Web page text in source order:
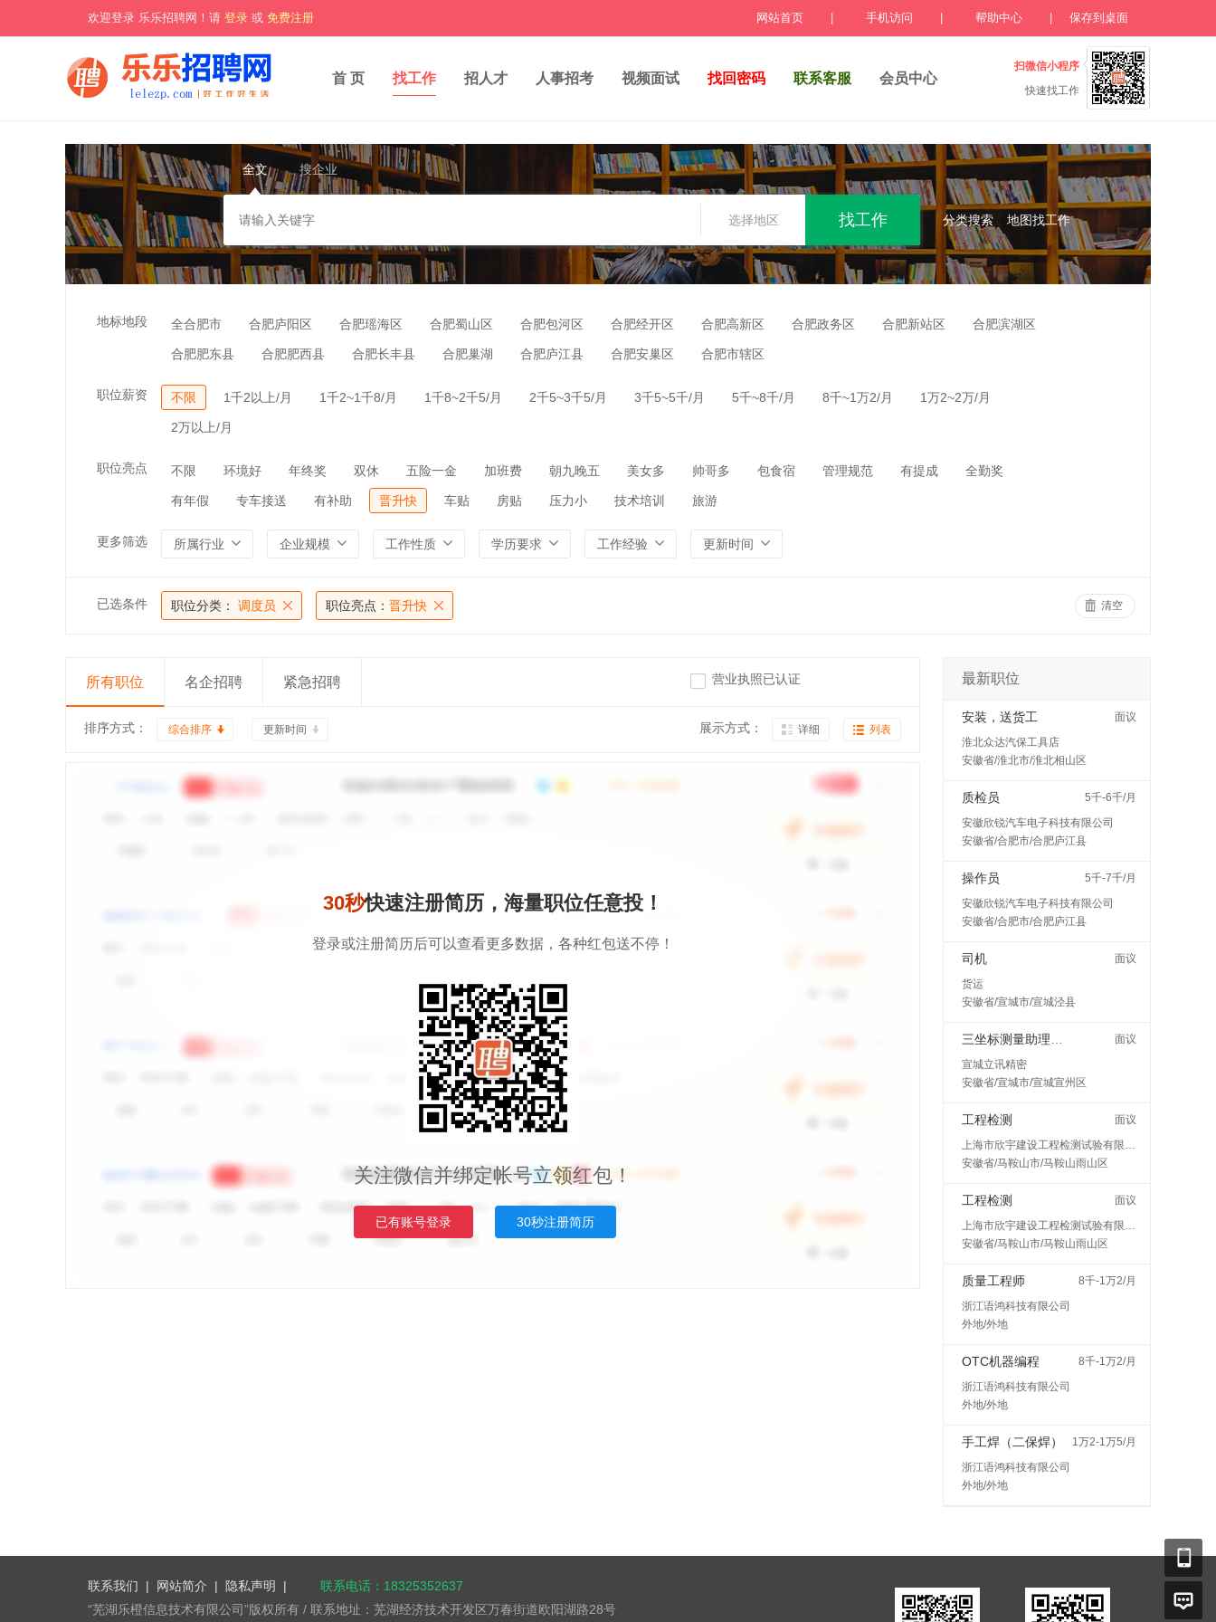
欢迎登录 乐乐招聘网！请 登录 或 免费注册 网站首页 手机访问 帮助中心 保存到桌面
首 页 找工作 招人才 人事招考 视频面试 找回密码 联系客服 会员中心
扫微信小程序
快速找工作
全文 搜企业
选择地区 分类搜索 地图找工作
地标地段 全合肥市 合肥庐阳区 合肥瑶海区 合肥蜀山区 合肥包河区 合肥经开区 合肥高新区 合肥政务区 合肥新站区 合肥滨湖区
合肥肥东县 合肥肥西县 合肥长丰县 合肥巢湖 合肥庐江县 合肥安巢区 合肥市辖区
职位薪资 不限 1千2以上/月 1千2~1千8/月 1千8~2千5/月 2千5~3千5/月 3千5~5千/月 5千~8千/月 8千~1万2/月 1万2~2万/月
2万以上/月
职位亮点 不限 环境好 年终奖 双休 五险一金 加班费 朝九晚五 美女多 帅哥多 包食宿 管理规范 有提成 全勤奖
有年假 专车接送 有补助 晋升快 车贴 房贴 压力小 技术培训 旅游
更多筛选 所属行业 企业规模 工作性质 学历要求 工作经验 更新时间
已选条件 职位分类： 调度员 职位亮点： 晋升快 清空
所有职位 名企招聘 紧急招聘 营业执照已认证
排序方式： 综合排序 更新时间 展示方式： 详细 列表
30秒快速注册简历，海量职位任意投！
登录或注册简历后可以查看更多数据，各种红包送不停！
关注微信并绑定帐号立领红包！
已有账号登录 30秒注册简历
最新职位
安装，送货工
面议
淮北众达汽保工具店
安徽省/淮北市/淮北相山区
质检员
5千-6千/月
安徽欣锐汽车电子科技有限公司
安徽省/合肥市/合肥庐江县
操作员
5千-7千/月
安徽欣锐汽车电子科技有限公司
安徽省/合肥市/合肥庐江县
司机
面议
货运
安徽省/宣城市/宣城泾县
面议
宣城立讯精密
安徽省/宣城市/宣城宣州区
工程检测
面议
上海市欣宇建设工程检测试验有限公司马鞍山分公司
安徽省/马鞍山市/马鞍山雨山区
工程检测
面议
上海市欣宇建设工程检测试验有限公司马鞍山分公司
安徽省/马鞍山市/马鞍山雨山区
质量工程师
8千-1万2/月
浙江语鸿科技有限公司
外地/外地
OTC机器编程
8千-1万2/月
浙江语鸿科技有限公司
外地/外地
手工焊（二保焊）
1万2-1万5/月
浙江语鸿科技有限公司
外地/外地
联系我们 | 网站简介 | 隐私声明 |
联系电话：18325352637
“芜湖乐橙信息技术有限公司”版权所有 / 联系地址：芜湖经济技术开发区万春街道欧阳湖路28号